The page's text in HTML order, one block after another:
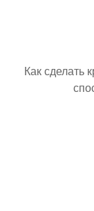
Как сделать